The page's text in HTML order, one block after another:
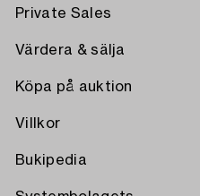
Private Sales
Värdera & sälja
Köpa på auktion
Villkor
Bukipedia